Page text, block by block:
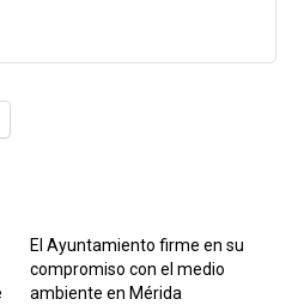
El Ayuntamiento firme en su
compromiso con el medio
ambiente en Mérida